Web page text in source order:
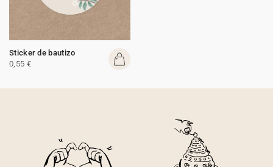
Sticker de bautizo
0,55 €